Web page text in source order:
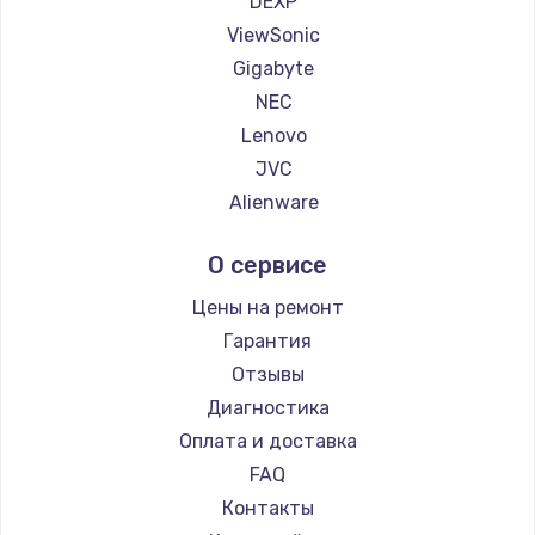
1260 руб.
Установка драйверов
725 руб.
Заказать
Заказать
Ремонт цепей питания
2500 руб.
Заказать
ViewSonic
Gigabyte
NEC
Lenovo
JVC
Alienware
Thunderobot
Hisense
АОС
Ardor
Machenike
iru
Titan Army
iFFALCON
О сервисе
Цены на ремонт
Гарантия
Отзывы
Диагностика
Оплата и доставка
FAQ
Контакты